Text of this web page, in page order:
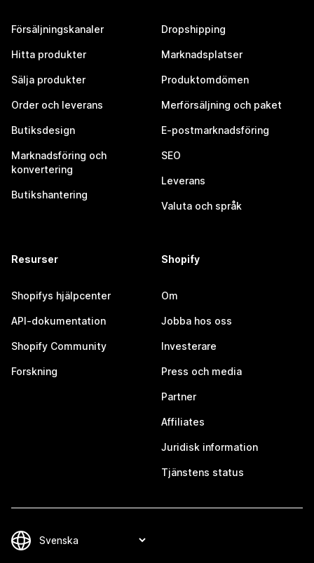
Försäljningskanaler
Hitta produkter
Sälja produkter
Order och leverans
Butiksdesign
Marknadsföring och
konvertering
Butikshantering
Dropshipping
Marknadsplatser
Produktomdömen
Merförsäljning och paket
E-postmarknadsföring
SEO
Leverans
Valuta och språk
Resurser
Shopifys hjälpcenter
API-dokumentation
Shopify Community
Forskning
Shopify
Om
Jobba hos oss
Investerare
Press och media
Partner
Affiliates
Juridisk information
Tjänstens status